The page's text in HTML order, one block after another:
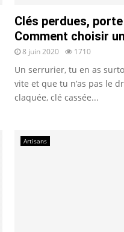
Clés perdues,
Comment choisir
8 juin 2020 1710
Un serrurier, tu en as
vite et que tu n’as pas le
claquée, clé cassée...
Artisans